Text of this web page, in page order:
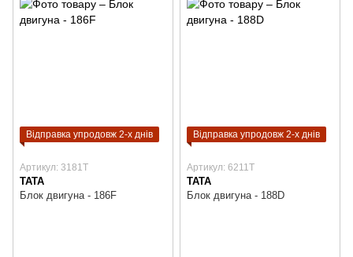
Відправка упродовж 2-х днів
Артикул: 3181T
TATA
Блок двигуна - 186F
Відправка упродовж 2-х днів
Артикул: 6211T
TATA
Блок двигуна - 188D